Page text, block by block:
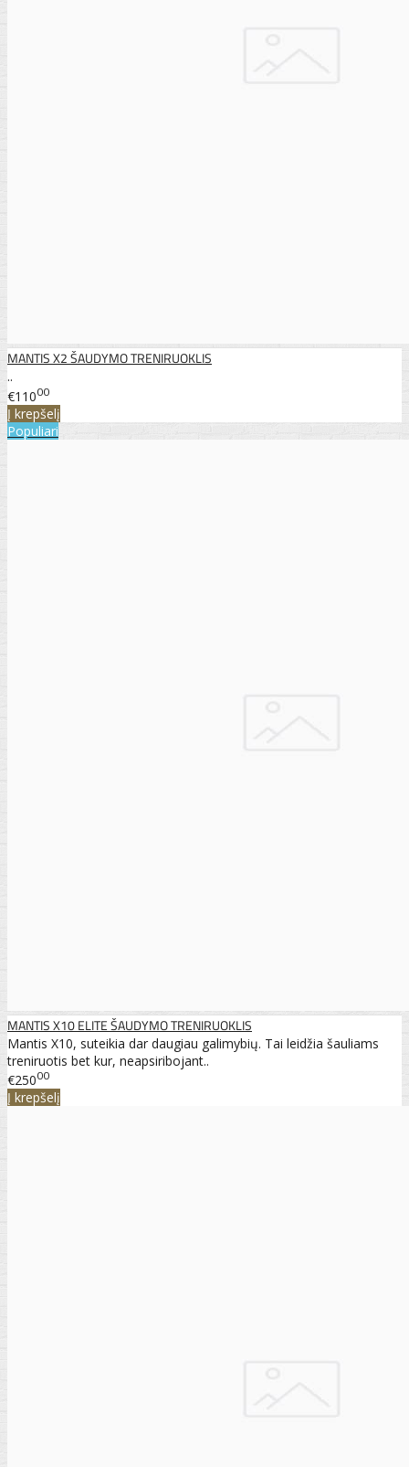
MANTIS X2 ŠAUDYMO TRENIRUOKLIS
..
€11000
Į krepšelį
Populiari
MANTIS X10 ELITE ŠAUDYMO TRENIRUOKLIS
Mantis X10, suteikia dar daugiau galimybių. Tai leidžia šauliams
treniruotis bet kur, neapsiribojant..
€25000
Į krepšelį